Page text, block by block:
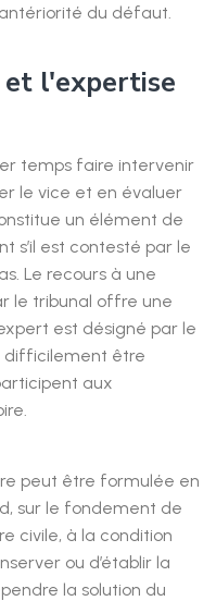
du défaut.
l'expertise
temps faire intervenir
le vice et en évaluer
un élément de
s’il est contesté par le
Le recours à une
le tribunal offre une
est désigné par le
difficilement être
aux
peut être formulée en
sur le fondement de
civile, à la condition
ou d’établir la
la solution du